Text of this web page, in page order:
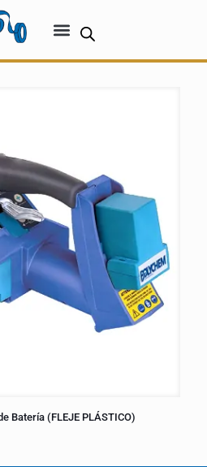
Batería (FLEJE PLÁSTICO)